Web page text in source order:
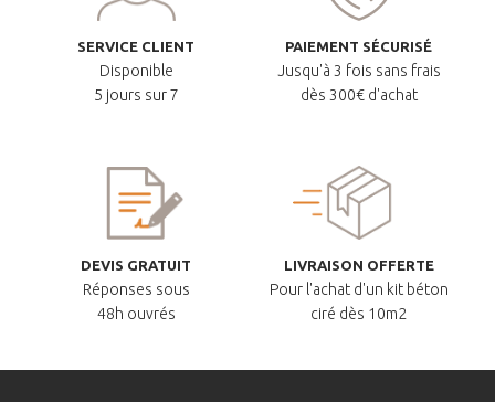
SERVICE CLIENT
Disponible
5 jours sur 7
PAIEMENT SÉCURISÉ
Jusqu'à 3 fois sans frais
dès 300€ d'achat
DEVIS GRATUIT
Réponses sous
48h ouvrés
LIVRAISON OFFERTE
Pour l'achat d'un kit béton
ciré dès 10m2